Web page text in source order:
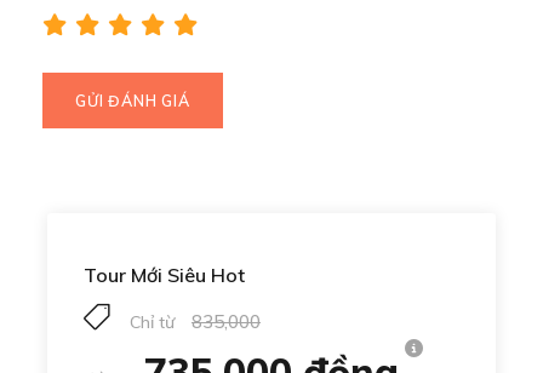
Tour Mới Siêu Hot
Chỉ từ 835,000
Phú Yên được xem là điểm đến hấp dẫn với bãi biển trong
Bãi Môn và hòn đảo mới được khám phá – Hòn Nưa.